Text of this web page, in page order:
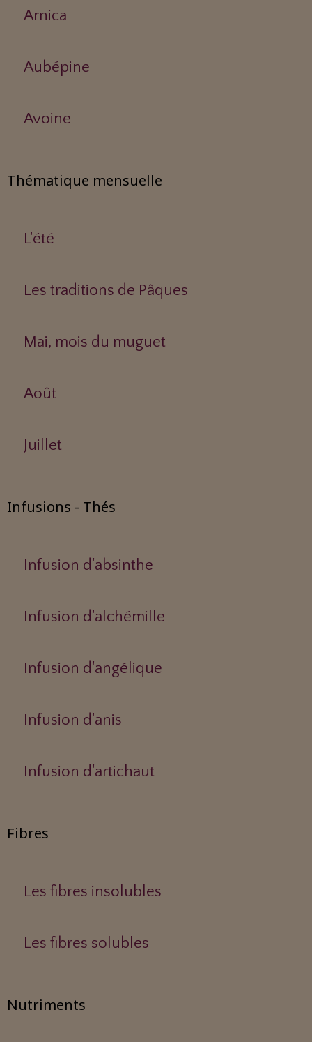
Arnica
Aubépine
Avoine
Thématique mensuelle
L'été
Les traditions de Pâques
Mai, mois du muguet
Août
Juillet
Infusions - Thés
Infusion d'absinthe
Infusion d'alchémille
Infusion d'angélique
Infusion d'anis
Infusion d'artichaut
Fibres
Les fibres insolubles
Les fibres solubles
Nutriments